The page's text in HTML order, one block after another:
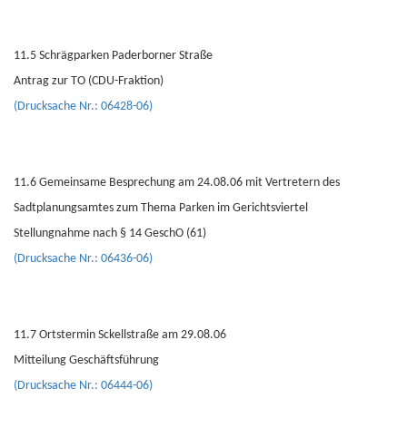
11.5 Schrägparken Paderborner Straße
Antrag zur TO (CDU-Fraktion)
(Drucksache Nr.: 06428-06)
11.6 Gemeinsame Besprechung am 24.08.06 mit Vertretern des
Sadtplanungsamtes zum Thema Parken im Gerichtsviertel
Stellungnahme nach § 14 GeschO (61)
(Drucksache Nr.: 06436-06)
11.7 Ortstermin Sckellstraße am 29.08.06
Mitteilung Geschäftsführung
(Drucksache Nr.: 06444-06)